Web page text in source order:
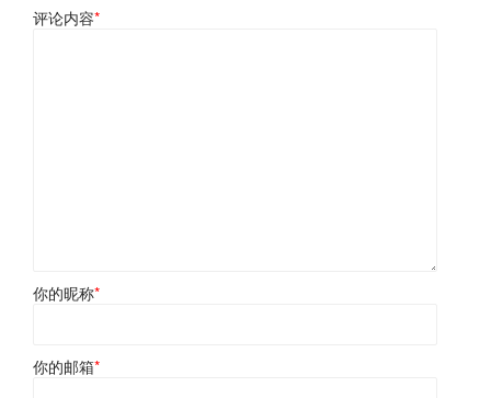
评论内容*
你的昵称*
你的邮箱*